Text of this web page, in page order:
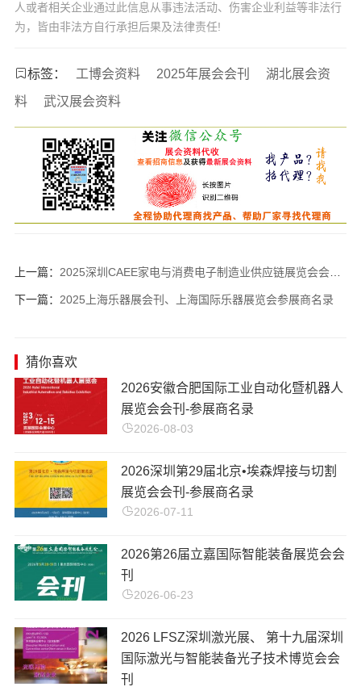
人或者相关企业通过此信息从事违法活动、伤害企业利益等非法行
为，皆由非法方自行承担后果及法律责任!
标签： 工博会资料 2025年展会会刊
湖北展会资
料
武汉展会资料
上一篇： 2025深圳CAEE家电与消费电子制造业供应链展览会会刊-参展商名录
下一篇： 2025上海乐器展会刊、上海国际乐器展览会参展商名录
猜你喜欢
2026安徽合肥国际工业自动化暨机器人
展览会会刊-参展商名录
2026-08-03
2026深圳第29届北京•埃森焊接与切割
展览会会刊-参展商名录
2026-07-11
​2026第26届立嘉国际智能装备展览会会
刊
2026-06-23
​2026 LFSZ深圳激光展、 第十九届深圳
国际激光与智能装备光子技术博览会会
刊